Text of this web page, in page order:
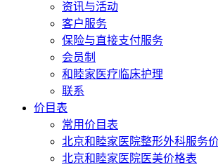
资讯与活动
客户服务
保险与直接支付服务
会员制
和睦家医疗临床护理
联系
价目表
常用价目表
北京和睦家医院整形外科服务
北京和睦家医院医美价格表